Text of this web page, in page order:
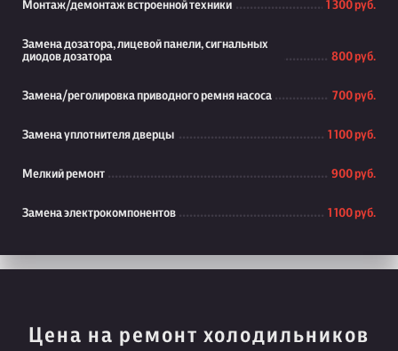
Монтаж/демонтаж встроенной техники 1 300 руб.
Замена дозатора, лицевой панели, сигнальных
диодов дозатора
800 руб.
Замена/реголировка приводного ремня насоса 700 руб.
Замена уплотнителя дверцы 1 100 руб.
Мелкий ремонт 900 руб.
Замена электрокомпонентов 1 100 руб.
Цена на ремонт холодильников